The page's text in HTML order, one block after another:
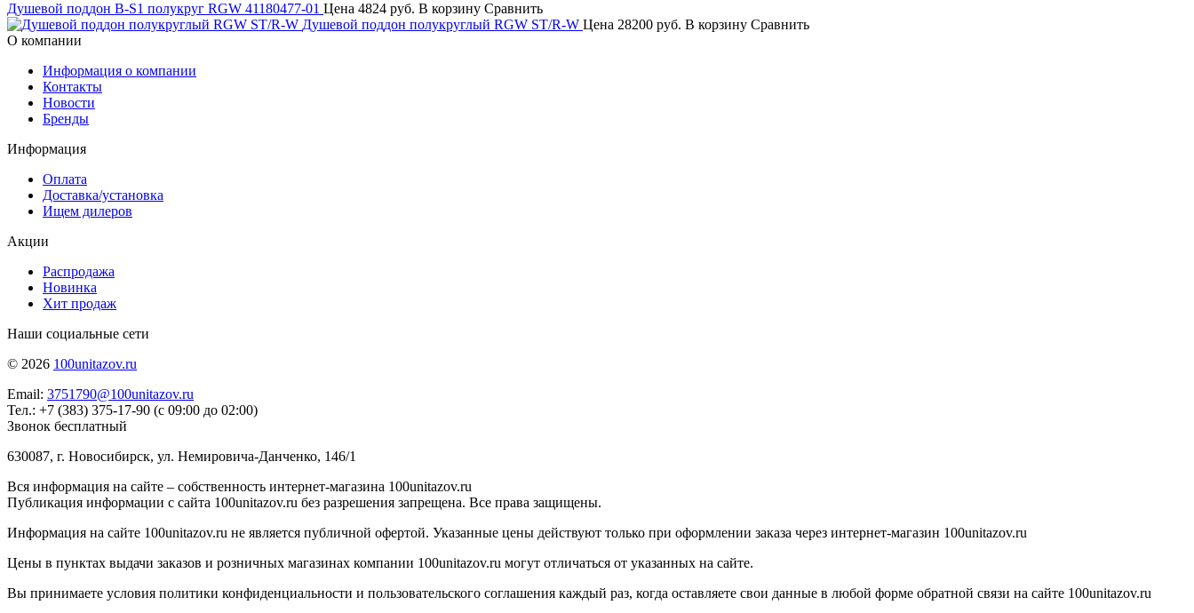
Душевой поддон B-S1 полукруг RGW 41180477-01 Цена 4824 руб. В корзину Сравнить
Душевой поддон полукруглый RGW ST/R-W Цена 28200 руб. В корзину Сравнить
О компании
Информация о компании
Контакты
Новости
Бренды
Информация
Оплата
Доставка/установка
Ищем дилеров
Акции
Распродажа
Новинка
Хит продаж
Наши социальные сети
© 2026 100unitazov.ru
Email: 3751790@100unitazov.ru
Тел.: +7 (383) 375-17-90 (с 09:00 до 02:00)
Звонок бесплатный
630087, г. Новосибирск, ул. Немировича-Данченко, 146/1
Вся информация на сайте – собственность интернет-магазина 100unitazov.ru
Публикация информации с сайта 100unitazov.ru без разрешения запрещена. Все права защищены.
Информация на сайте 100unitazov.ru не является публичной офертой. Указанные цены действуют только при оформлении заказа через интернет-магазин 100unitazov.ru
Цены в пунктах выдачи заказов и розничных магазинах компании 100unitazov.ru могут отличаться от указанных на сайте.
Вы принимаете условия политики конфиденциальности и пользовательского соглашения каждый раз, когда оставляете свои данные в любой форме обратной связи на сайте 100unitazov.ru